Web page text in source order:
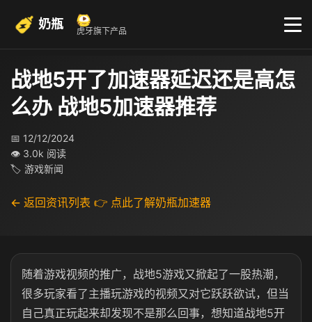
奶瓶 虎牙旗下产品
战地5开了加速器延迟还是高怎
么办 战地5加速器推荐
📅 12/12/2024
👁 3.0k 阅读
🏷 游戏新闻
← 返回资讯列表 👉 点此了解奶瓶加速器
随着游戏视频的推广，战地5游戏又掀起了一股热潮，
很多玩家看了主播玩游戏的视频又对它跃跃欲试，但当
自己真正玩起来却发现不是那么回事，想知道战地5开